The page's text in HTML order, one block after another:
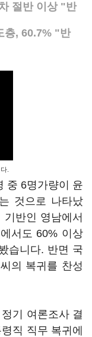
절반 이상 "반
층, 60.7% "반
.
중 6명가량이 윤
것으로 나타났
반인 영남에서
서도 60% 이상
습니다. 반면 국
의 복귀를 찬성
기 여론조사 결
직 직무 복귀에